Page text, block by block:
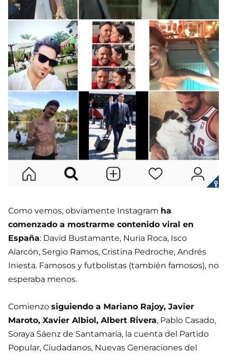
Como vemos, obviamente Instagram ha
comenzado a mostrarme contenido viral en
España: David Bustamante, Nuria Roca, Isco
Alarcón, Sergio Ramos, Cristina Pedroche, Andrés
Iniesta. Famosos y futbolistas (también famosos), no
esperaba menos.
Comienzo siguiendo a Mariano Rajoy, Javier
Maroto, Xavier Albiol, Albert Rivera, Pablo Casado,
Soraya Sáenz de Santamaría, la cuenta del Partido
Popular, Ciudadanos, Nuevas Generaciones del